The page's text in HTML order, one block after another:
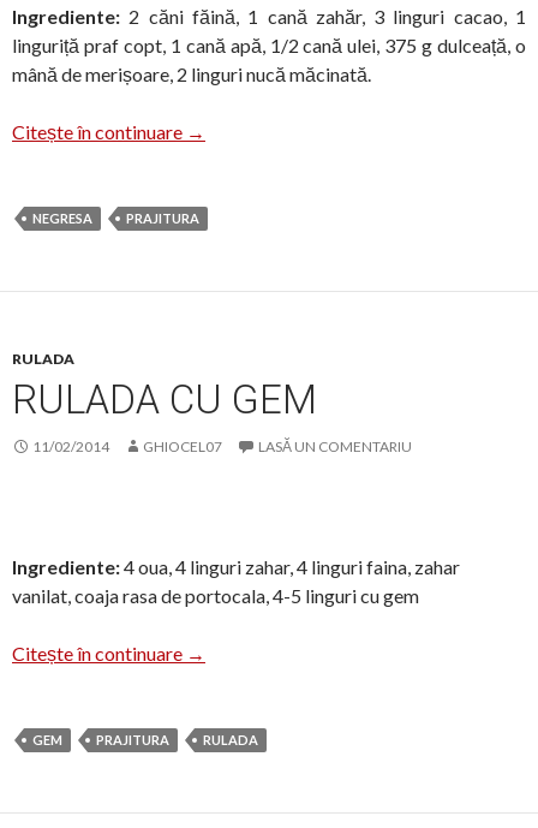
Ingrediente: 2 căni făină, 1 cană zahăr, 3 linguri cacao, 1
linguriță praf copt, 1 cană apă, 1/2 cană ulei, 375 g dulceață, o
mână de merișoare, 2 linguri nucă măcinată.
Citește în continuare Prajitură rapidă cu dulceață
→
NEGRESA PRAJITURA
RULADA
RULADA CU GEM
11/02/2014 GHIOCEL07 LASĂ UN COMENTARIU
Ingrediente:4 oua, 4 linguri zahar, 4 linguri faina, zahar
vanilat, coaja rasa de portocala, 4-5 linguri cu gem
Citește în continuare Rulada cu gem
→
GEM PRAJITURA RULADA